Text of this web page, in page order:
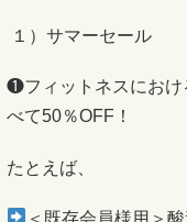
１）サマーセール
❶フィットネスにおけ
べて50％OFF！
たとえば、
＜既存会員様用＞